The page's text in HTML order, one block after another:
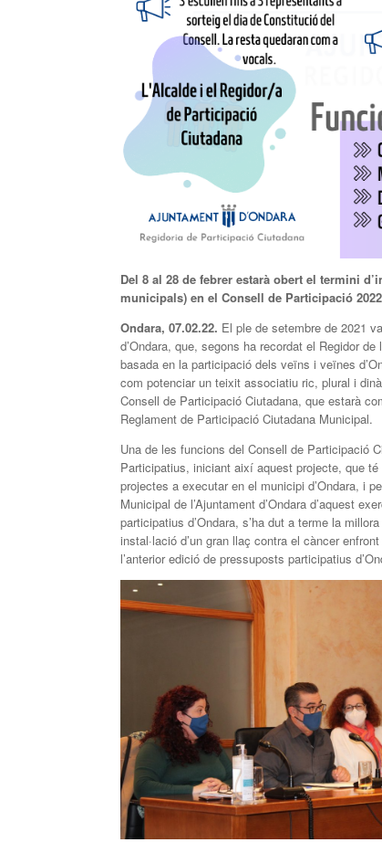
Del 8 al 28 de febrer estarà obert el termini
municipals) en el Consell de Participació 2022
Ondara, 07.02.22. El ple de setembre de 2021
d’Ondara, que, segons ha recordat el Regidor
basada en la participació dels veïns i veïnes
com potenciar un teixit associatiu ric, plural i
Consell de Participació Ciutadana, que estarà
Reglament de Participació Ciutadana Municipal.
Una de les funcions del Consell de Participació
Participatius, iniciant així aquest projecte, que
projectes a executar en el municipi d’Ondara, i
Municipal de l’Ajuntament d’Ondara d’aquest
participatius d’Ondara, s’ha dut a terme la
instal·lació d’un gran llaç contra el càncer
l’anterior edició de pressuposts participatius